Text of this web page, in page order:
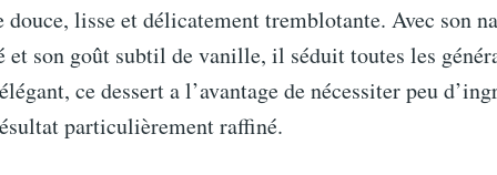
douce, lisse et délicatement tremblotante. Avec son
et son goût subtil de vanille, il séduit toutes les
ce dessert a l’avantage de nécessiter peu
particulièrement raffiné.